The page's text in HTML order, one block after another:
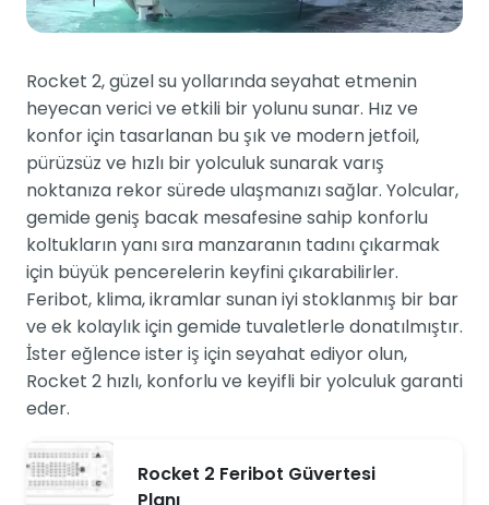
Rocket 2, güzel su yollarında seyahat etmenin
heyecan verici ve etkili bir yolunu sunar. Hız ve
konfor için tasarlanan bu şık ve modern jetfoil,
pürüzsüz ve hızlı bir yolculuk sunarak varış
noktanıza rekor sürede ulaşmanızı sağlar. Yolcular,
gemide geniş bacak mesafesine sahip konforlu
koltukların yanı sıra manzaranın tadını çıkarmak
için büyük pencerelerin keyfini çıkarabilirler.
Feribot, klima, ikramlar sunan iyi stoklanmış bir bar
ve ek kolaylık için gemide tuvaletlerle donatılmıştır.
İster eğlence ister iş için seyahat ediyor olun,
Rocket 2 hızlı, konforlu ve keyifli bir yolculuk garanti
eder.
Rocket 2 Feribot Güvertesi
Planı